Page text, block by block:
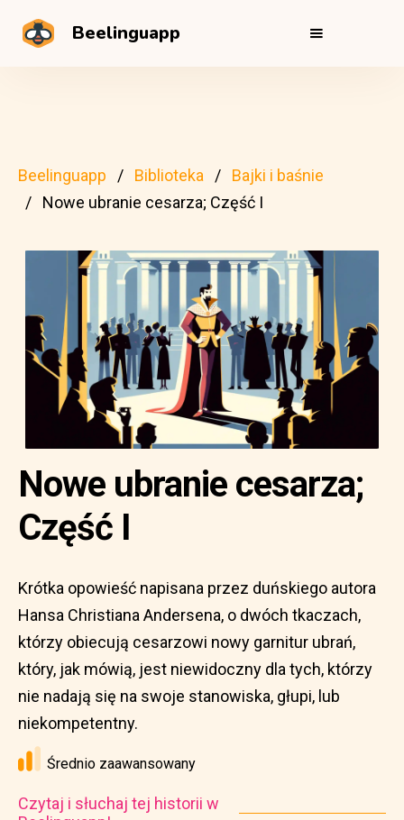
Beelinguapp
Beelinguapp Biblioteka
Bajki i baśnie
Nowe ubranie cesarza; Część I
Nowe ubranie cesarza;
Część I
Krótka opowieść napisana przez duńskiego autora
Hansa Christiana Andersena, o dwóch tkaczach,
którzy obiecują cesarzowi nowy garnitur ubrań,
który, jak mówią, jest niewidoczny dla tych, którzy
nie nadają się na swoje stanowiska, głupi, lub
niekompetentny.
Średnio zaawansowany
Czytaj i słuchaj tej historii w